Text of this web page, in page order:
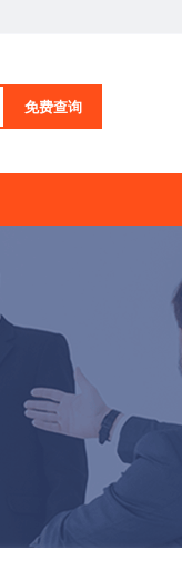
免费查询